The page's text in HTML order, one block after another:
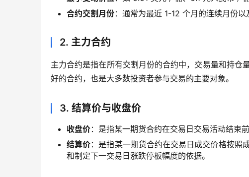
合约交割月份：通常为最近 1-12 个月的连续月份以
2. 主力合约
主力合约是指在所有交割月份的合约中，交易量和持
好的合约，也是大多数投资者参与交易的主要对象。
3. 结算价与收盘价
收盘价：是指某一期货合约在交易日交易活动结束
结算价：是指某一期货合约在交易日成交价格按照
和制定下一交易日涨跌停板幅度的依据。